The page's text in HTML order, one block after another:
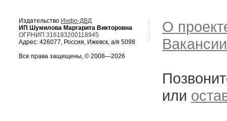
Издательство Инфо-ДВД
ИП Шумилова Маргарита Викторовна
ОГРНИП 316183200118945
Адрес: 426077, Россия, Ижевск, а/я 5098
Все права защищены, © 2008—2026
О
Вакансии
или